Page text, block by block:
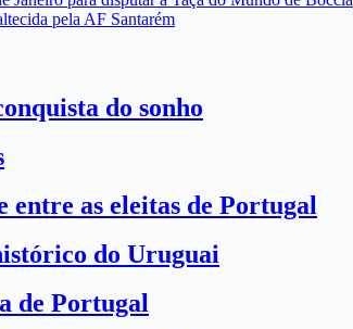
pela AF Santarém
do sonho
as eleitas de Portugal
do Uruguai
de Portugal